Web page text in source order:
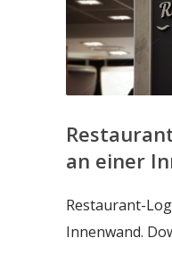
an einer
Restaurant-
Innenwand.